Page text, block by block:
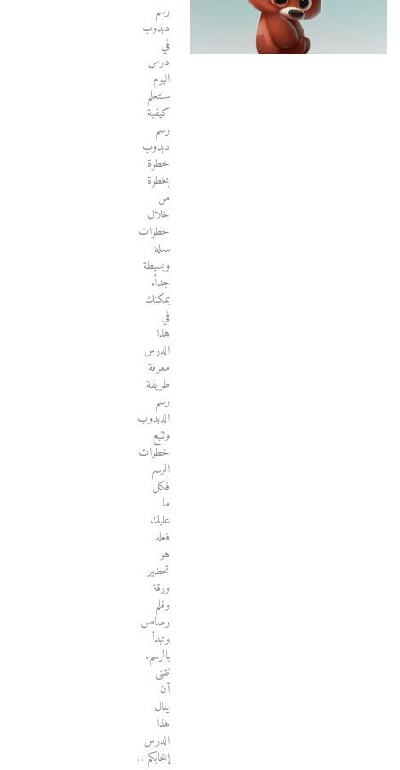
رسم
دبدوب
في
درس
اليوم
سنتعلم
كيفية
رسم
دبدوب
خطوة
بخطوة
من
خلال
خطوات
سهلة
وبسيطة
جداً.
يمكنك
في
هذا
الدرس
معرفة
طريقة
رسم
الدبدوب
وتتبع
خطوات
الرسم
فكل
ما
عليك
فعله
هو
تحضير
ورقة
وقلم
رصاص
وتبدأ
بالرسم.
نتمنى
أن
ينال
هذا
الدرس
إعجابكم…